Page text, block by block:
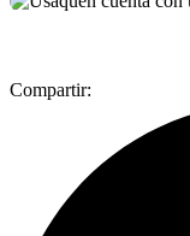
Compartir: